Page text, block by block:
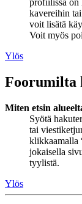
profiilissa on
kavereihin
voit lisätä
Voit myös
Ylös
Foorumilta
Miten etsin
Syötä
tai
klikkaamalla
jokaisella
tyylistä.
Ylös